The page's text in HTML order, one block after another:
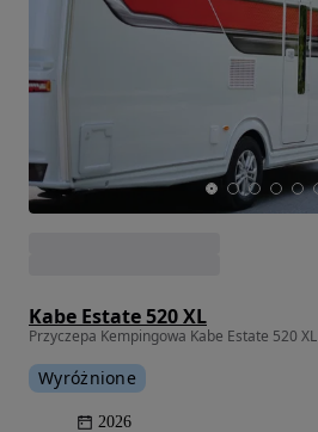
Kabe Estate 520 XL
Przyczepa Kempingowa Kabe Estate 520 XL
Wyróżnione
2026